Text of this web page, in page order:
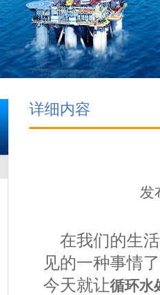
详细内容
发
在我们的生活
见的一种事情
今天就让循环水